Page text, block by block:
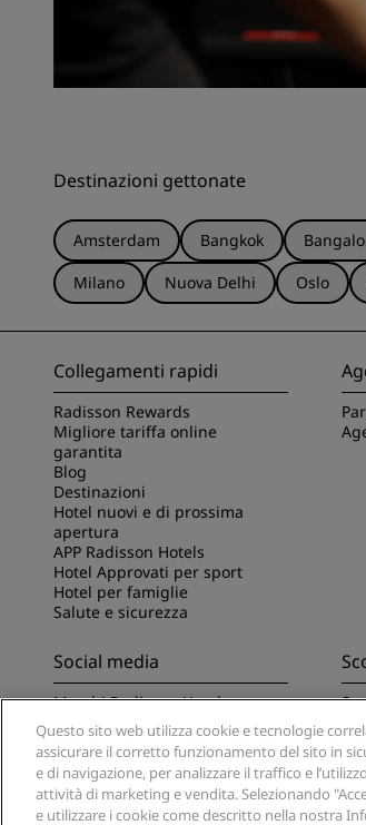
Destinazioni gettonate
Amsterdam Bangkok
Milano
Nuova Delhi Oslo
Collegamenti rapidi
Radisson Rewards
Migliore tariffa online
garantita
Blog
Destinazioni
Hotel nuovi e di prossima
apertura
APP Radisson Hotels
Hotel Approvati per sport
Hotel per famiglie
Salute e sicurezza
Social media
Marchi Radisson Hotels
Questo sito web utilizza cookie e tecnologie
assicurare il corretto funzionamento del sito in
e di navigazione, per analizzare il traffico e
attività di marketing e vendita. Selezionando
e utilizzare i cookie come descritto nella nostra